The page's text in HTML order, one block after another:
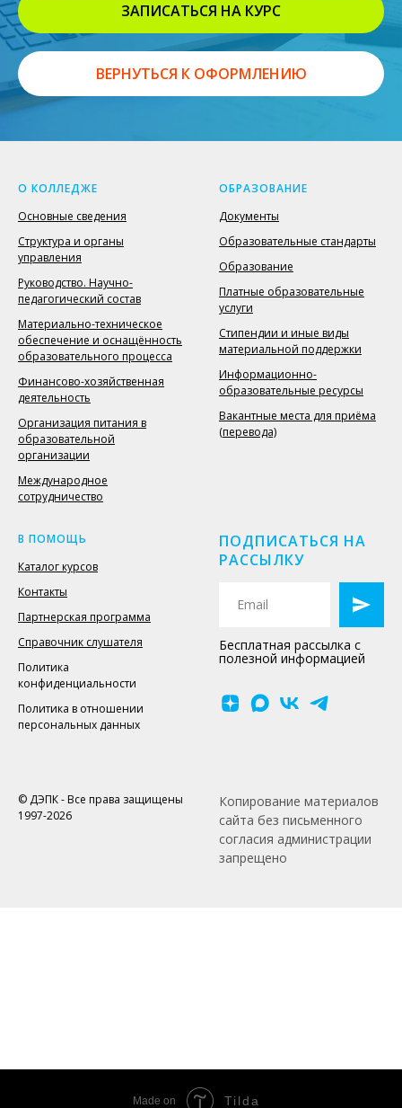
ЗАПИСАТЬСЯ НА КУРС
ВЕРНУТЬСЯ К ОФОРМЛЕНИЮ
О КОЛЛЕДЖЕ
Основные сведения
Структура и органы
управления
Руководство. Научно-
педагогический состав
Материально-техническое
обеспечение и оснащённость
образовательного процесса
Финансово-хозяйственная
деятельность
Организация питания в
образовательной
организации
Международное
сотрудничество
ОБРАЗОВАНИЕ
Документы
Образовательные стандарты
Образование
Платные образовательные
услуги
Стипендии и иные виды
материальной поддержки
Информационно-
образовательные ресурсы
Вакантные места для приёма
(перевода)
В ПОМОЩЬ
Каталог курсов
Контакты
Партнерская программа
Справочник слушателя
Политика
конфиденциальности
Политика в отношении
персональных данных
ПОДПИСАТЬСЯ НА
РАССЫЛКУ
Бесплатная рассылка с
полезной информацией
© ДЭПК - Все права защищены
1997-2026
Копирование материалов
сайта без письменного
согласия администрации
запрещено
Made on Tilda